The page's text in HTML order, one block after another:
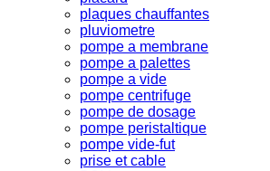
plaques chauffantes
pluviometre
pompe a membrane
pompe a palettes
pompe a vide
pompe centrifuge
pompe de dosage
pompe peristaltique
pompe vide-fut
prise et cable